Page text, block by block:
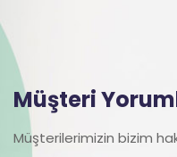
Müşteri
Müşterilerimizin bizim